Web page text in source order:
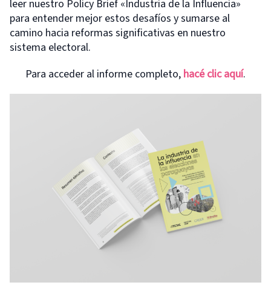
leer nuestro Policy Brief «Industria de la Influencia»
para entender mejor estos desafíos y sumarse al
camino hacia reformas significativas en nuestro
sistema electoral.
Para acceder al informe completo, hacé clic aquí.